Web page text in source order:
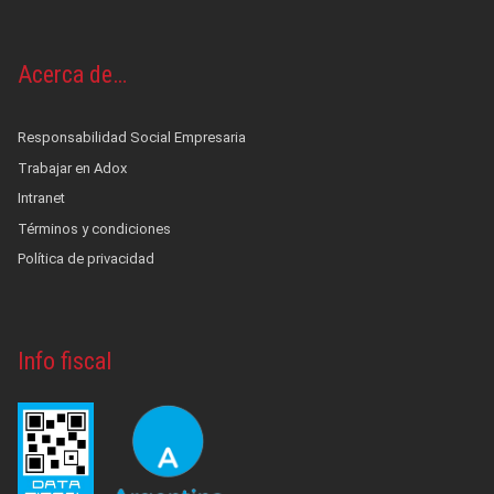
Acerca de…
Responsabilidad Social Empresaria
Trabajar en Adox
Intranet
Términos y condiciones
Política de privacidad
Info fiscal